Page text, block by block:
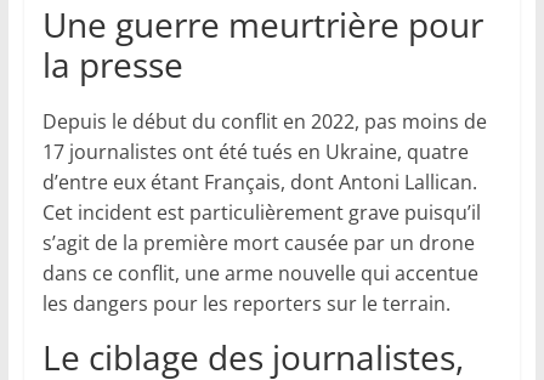
Une guerre meurtrière pour
la presse
Depuis le début du conflit en 2022, pas moins de
17 journalistes ont été tués en Ukraine, quatre
d’entre eux étant Français, dont Antoni Lallican.
Cet incident est particulièrement grave puisqu’il
s’agit de la première mort causée par un drone
dans ce conflit, une arme nouvelle qui accentue
les dangers pour les reporters sur le terrain.
Le ciblage des journalistes,